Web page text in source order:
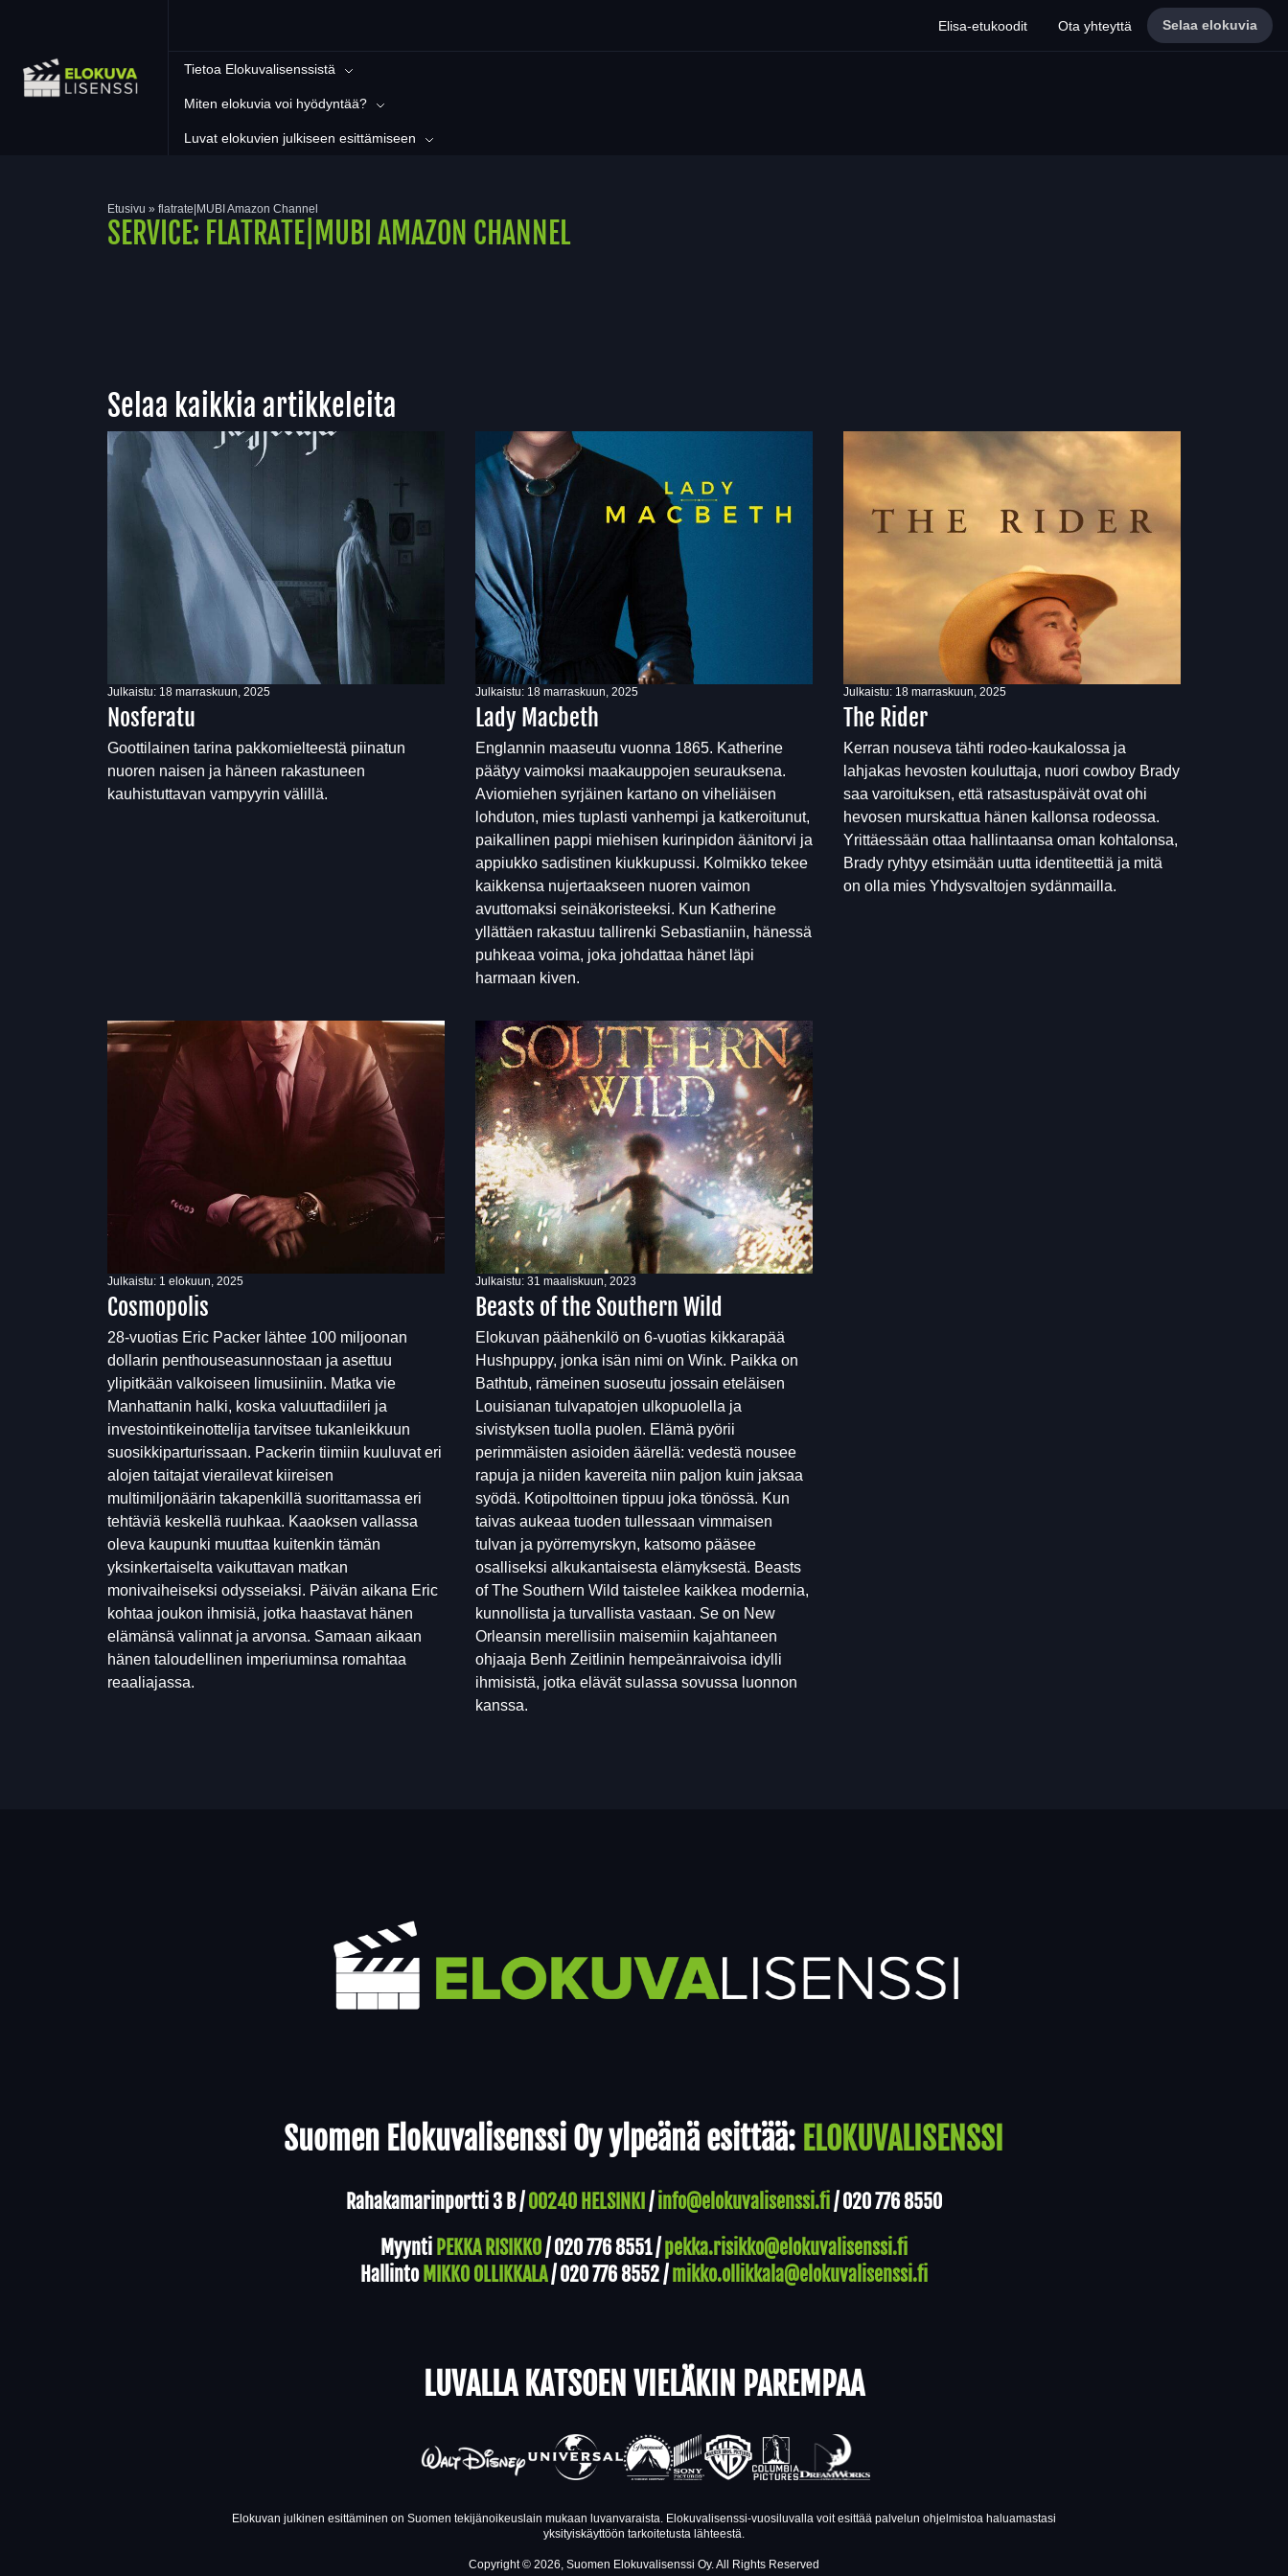
Elisa-etukoodit Ota yhteyttä Selaa elokuvia
Tietoa Elokuvalisenssistä
Miten elokuvia voi hyödyntää?
Luvat elokuvien julkiseen esittämiseen
Etusivu » flatrate|MUBI Amazon Channel
SERVICE: FLATRATE|MUBI AMAZON CHANNEL
Selaa kaikkia artikkeleita
Julkaistu: 18 marraskuun, 2025
Nosferatu
Goottilainen tarina pakkomielteestä piinatun
nuoren naisen ja häneen rakastuneen
kauhistuttavan vampyyrin välillä.
Julkaistu: 18 marraskuun, 2025
Lady Macbeth
Englannin maaseutu vuonna 1865. Katherine
päätyy vaimoksi maakauppojen seurauksena.
Aviomiehen syrjäinen kartano on viheliäisen
lohduton, mies tuplasti vanhempi ja katkeroitunut,
paikallinen pappi miehisen kurinpidon äänitorvi ja
appiukko sadistinen kiukkupussi. Kolmikko tekee
kaikkensa nujertaakseen nuoren vaimon
avuttomaksi seinäkoristeeksi. Kun Katherine
yllättäen rakastuu tallirenki Sebastianiin, hänessä
puhkeaa voima, joka johdattaa hänet läpi
harmaan kiven.
Julkaistu: 18 marraskuun, 2025
The Rider
Kerran nouseva tähti rodeo-kaukalossa ja
lahjakas hevosten kouluttaja, nuori cowboy Brady
saa varoituksen, että ratsastuspäivät ovat ohi
hevosen murskattua hänen kallonsa rodeossa.
Yrittäessään ottaa hallintaansa oman kohtalonsa,
Brady ryhtyy etsimään uutta identiteettiä ja mitä
on olla mies Yhdysvaltojen sydänmailla.
Julkaistu: 1 elokuun, 2025
Cosmopolis
28-vuotias Eric Packer lähtee 100 miljoonan
dollarin penthouseasunnostaan ja asettuu
ylipitkään valkoiseen limusiiniin. Matka vie
Manhattanin halki, koska valuuttadiileri ja
investointikeinottelija tarvitsee tukanleikkuun
suosikkiparturissaan. Packerin tiimiin kuuluvat eri
alojen taitajat vierailevat kiireisen
multimiljonäärin takapenkillä suorittamassa eri
tehtäviä keskellä ruuhkaa. Kaaoksen vallassa
oleva kaupunki muuttaa kuitenkin tämän
yksinkertaiselta vaikuttavan matkan
monivaiheiseksi odysseiaksi. Päivän aikana Eric
kohtaa joukon ihmisiä, jotka haastavat hänen
elämänsä valinnat ja arvonsa. Samaan aikaan
hänen taloudellinen imperiuminsa romahtaa
reaaliajassa.
Julkaistu: 31 maaliskuun, 2023
Beasts of the Southern Wild
Elokuvan päähenkilö on 6-vuotias kikkarapää
Hushpuppy, jonka isän nimi on Wink. Paikka on
Bathtub, rämeinen suoseutu jossain eteläisen
Louisianan tulvapatojen ulkopuolella ja
sivistyksen tuolla puolen. Elämä pyörii
perimmäisten asioiden äärellä: vedestä nousee
rapuja ja niiden kavereita niin paljon kuin jaksaa
syödä. Kotipolttoinen tippuu joka tönössä. Kun
taivas aukeaa tuoden tullessaan vimmaisen
tulvan ja pyörremyrskyn, katsomo pääsee
osalliseksi alkukantaisesta elämyksestä. Beasts
of The Southern Wild taistelee kaikkea modernia,
kunnollista ja turvallista vastaan. Se on New
Orleansin merellisiin maisemiin kajahtaneen
ohjaaja Benh Zeitlinin hempeänraivoisa idylli
ihmisistä, jotka elävät sulassa sovussa luonnon
kanssa.
Suomen Elokuvalisenssi Oy ylpeänä esittää: ELOKUVALISENSSI
Rahakamarinportti 3 B /00240 HELSINKI /info@elokuvalisenssi.fi/020 776 8550
Myynti PEKKA RISIKKO/020 776 8551/pekka.risikko@elokuvalisenssi.fi
Hallinto MIKKO OLLIKKALA/020 776 8552/mikko.ollikkala@elokuvalisenssi.fi
LUVALLA KATSOEN VIELÄKIN PAREMPAA
Elokuvan julkinen esittäminen on Suomen tekijänoikeuslain mukaan luvanvaraista. Elokuvalisenssi-vuosiluvalla voit esittää palvelun ohjelmistoa haluamastasi
yksityiskäyttöön tarkoitetusta lähteestä.
Copyright © 2026, Suomen Elokuvalisenssi Oy. All Rights Reserved